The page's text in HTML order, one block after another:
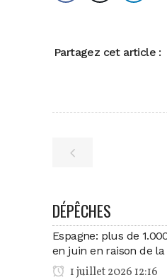
Partagez cet article :
DÉPÊCHES
Espagne: plus de
en juin en raison de
1 juillet 2026 12:16